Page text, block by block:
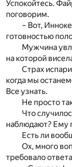
Успокойтесь.
поговорим.
– Вот,
готовностью
Мужчина
на которой
Страх
когда мы
Все узнать.
Не просто
Что
наблюдают? Ему
Есть ли
Ох, много
требовало